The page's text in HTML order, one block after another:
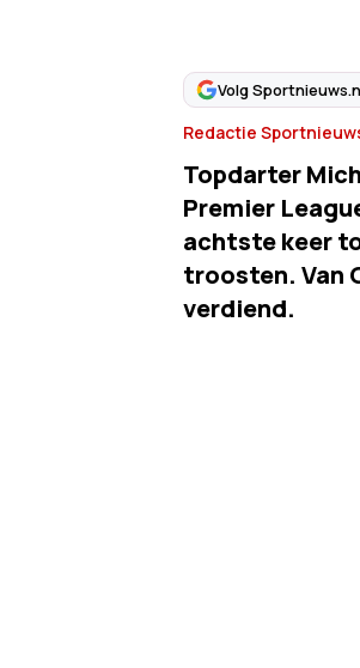
Volg
Redactie
Topdarter
Premier
achtste keer
troosten. Van
verdiend.